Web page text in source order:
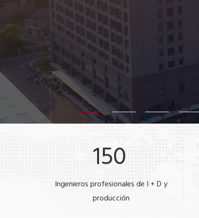
150
Ingenieros profesionales de I + D y
producción